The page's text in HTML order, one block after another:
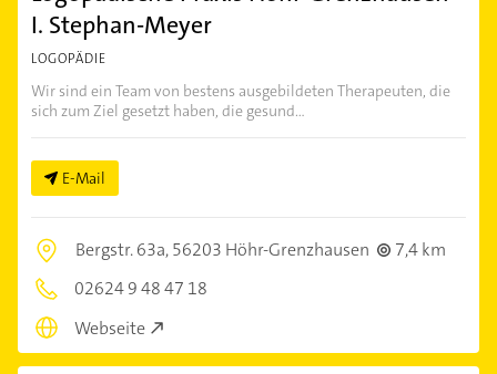
I. Stephan-Meyer
LOGOPÄDIE
Wir sind ein Team von bestens ausgebildeten Therapeuten, die
sich zum Ziel gesetzt haben, die gesund...
E-Mail
Bergstr. 63a,56203 Höhr-Grenzhausen
7,4 km
02624 9 48 47 18
Webseite